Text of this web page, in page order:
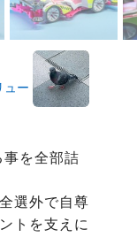
ュー
を全部詰
選外で自尊
トを支えに